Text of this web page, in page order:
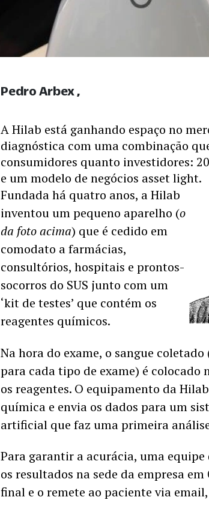
A Hilab está ganhando espaço no
diagnóstica com uma combinação
consumidores quanto investidores:
e um modelo de negócios asset light.
Fundada há quatro anos, a Hilab
inventou um pequeno aparelho (o
da foto acima) que é cedido em
comodato a farmácias,
consultórios, hospitais e prontos-
socorros do SUS junto com um
‘kit de testes’ que contém os
reagentes químicos.
Na hora do exame, o sangue
para cada tipo de exame) é colocado
os reagentes. O equipamento da
química e envia os dados para um
artificial que faz uma primeira
Para garantir a acurácia, uma
os resultados na sede da empresa
final e o remete ao paciente via
Pedro Arbex